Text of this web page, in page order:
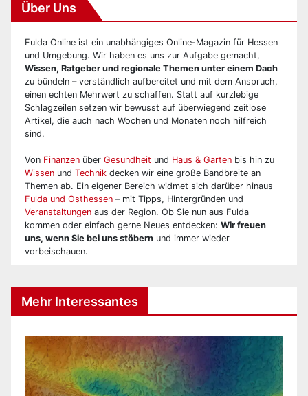
Über Uns
Fulda Online ist ein unabhängiges Online-Magazin für Hessen
und Umgebung. Wir haben es uns zur Aufgabe gemacht,
Wissen, Ratgeber und regionale Themen unter einem Dach
zu bündeln – verständlich aufbereitet und mit dem Anspruch,
einen echten Mehrwert zu schaffen. Statt auf kurzlebige
Schlagzeilen setzen wir bewusst auf überwiegend zeitlose
Artikel, die auch nach Wochen und Monaten noch hilfreich
sind.
Von Finanzen über Gesundheit und Haus & Garten bis hin zu
Wissen und Technik decken wir eine große Bandbreite an
Themen ab. Ein eigener Bereich widmet sich darüber hinaus
Fulda und Osthessen – mit Tipps, Hintergründen und
Veranstaltungen aus der Region. Ob Sie nun aus Fulda
kommen oder einfach gerne Neues entdecken: Wir freuen
uns, wenn Sie bei uns stöbern und immer wieder
vorbeischauen.
Mehr Interessantes